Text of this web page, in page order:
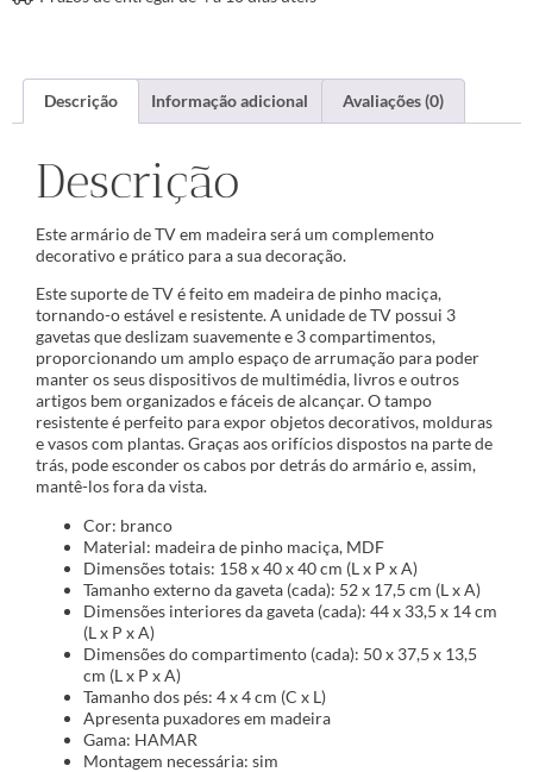
Descrição Informação adicional Avaliações (0)
Descrição
Este armário de TV em madeira será um complemento
decorativo e prático para a sua decoração.
Este suporte de TV é feito em madeira de pinho maciça,
tornando-o estável e resistente. A unidade de TV possui 3
gavetas que deslizam suavemente e 3 compartimentos,
proporcionando um amplo espaço de arrumação para poder
manter os seus dispositivos de multimédia, livros e outros
artigos bem organizados e fáceis de alcançar. O tampo
resistente é perfeito para expor objetos decorativos, molduras
e vasos com plantas. Graças aos orifícios dispostos na parte de
trás, pode esconder os cabos por detrás do armário e, assim,
mantê-los fora da vista.
Cor: branco
Material: madeira de pinho maciça, MDF
Dimensões totais: 158 x 40 x 40 cm (L x P x A)
Tamanho externo da gaveta (cada): 52 x 17,5 cm (L x A)
Dimensões interiores da gaveta (cada): 44 x 33,5 x 14 cm
(L x P x A)
Dimensões do compartimento (cada): 50 x 37,5 x 13,5
cm (L x P x A)
Tamanho dos pés: 4 x 4 cm (C x L)
Apresenta puxadores em madeira
Gama: HAMAR
Montagem necessária: sim